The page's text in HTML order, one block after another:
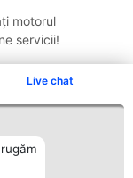
Live chat
motorul
servicii!